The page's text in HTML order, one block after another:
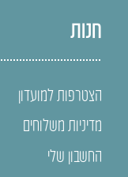
חנות
הצטרפות למועדון
מדיניות משלוחים
החשבון שלי